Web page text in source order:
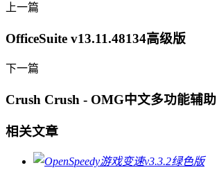
上一篇
OfficeSuite v13.11.48134高级版
下一篇
Crush Crush - OMG中文多功能辅助
相关文章